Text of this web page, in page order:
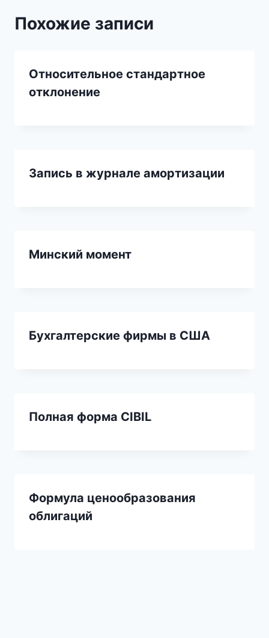
Похожие записи
Относительное стандартное
отклонение
Запись в журнале амортизации
Минский момент
Бухгалтерские фирмы в США
Полная форма CIBIL
Формула ценообразования
облигаций